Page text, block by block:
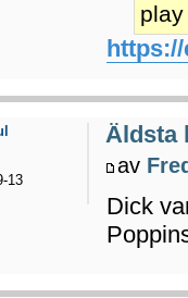
Äldsta
av
Dick
13